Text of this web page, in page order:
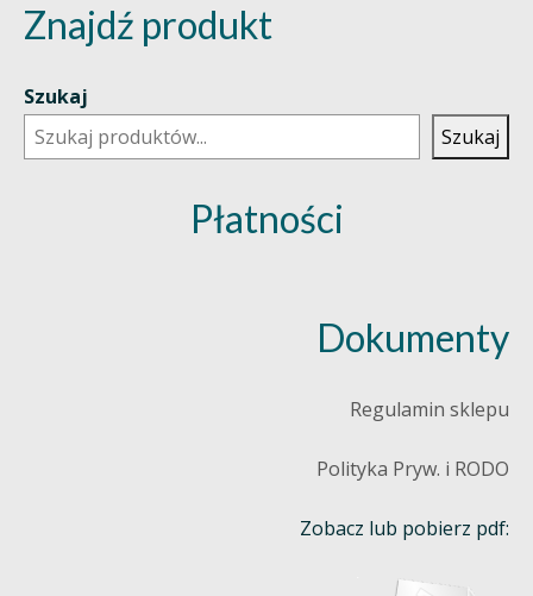
Znajdź produkt
Szukaj
Szukaj
Płatności
Dokumenty
Regulamin sklepu
Polityka Pryw. i RODO
Zobacz lub pobierz pdf: